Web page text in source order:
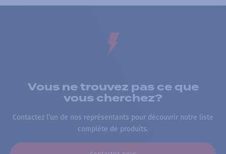
Vous ne trouvez pas ce que
vous cherchez?
Contactez l’un de nos représentants pour découvrir notre liste
complète de produits.